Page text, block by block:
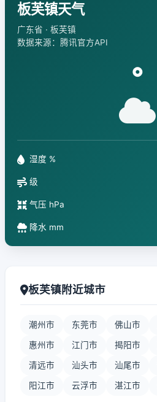
板芙镇天气
广东省 · 板芙镇
数据来源：腾讯官方API
°
湿度 %
级
气压 hPa
降水 mm
板芙镇附近城市
潮州市 东莞市 佛山市
惠州市 江门市 揭阳市
清远市 汕头市 汕尾市
阳江市 云浮市 湛江市